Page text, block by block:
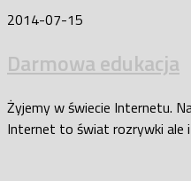
2014-07-15
Darmowa edukacja
Żyjemy w świecie Internetu.
Internet to świat rozrywki ale i